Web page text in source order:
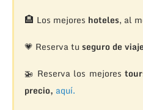
🏨 Los mejores hoteles, al
💗 Reserva tu seguro de viaje
🚁 Reserva los mejores
precio, aquí.